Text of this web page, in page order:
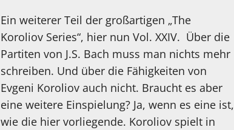
Ein weiterer Teil der großartigen „The
Koroliov Series“, hier nun Vol. XXIV. Über die
Partiten von J.S. Bach muss man nichts mehr
schreiben. Und über die Fähigkeiten von
Evgeni Koroliov auch nicht. Braucht es aber
eine weitere Einspielung? Ja, wenn es eine ist,
wie die hier vorliegende. Koroliov spielt in